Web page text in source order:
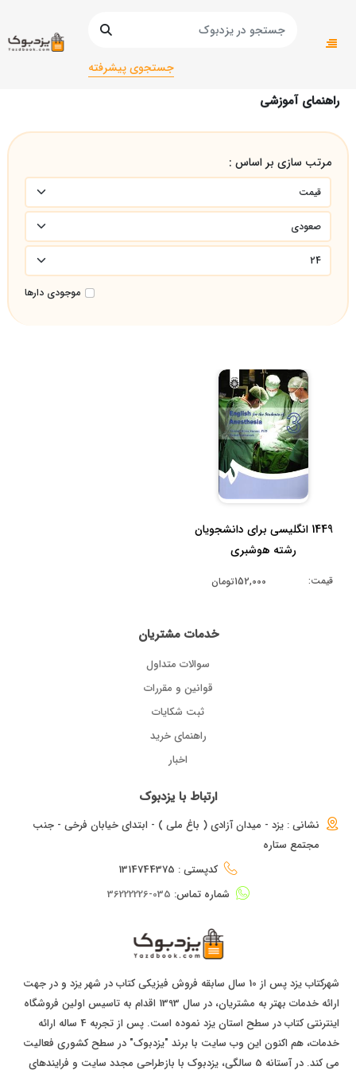
جستجوی پیشرفته
صفحه اصلی
راهنمای آموزشی
مرتب سازی بر اساس :
موجودی دارها
1449 انگلیسی برای دانشجویان
رشته هوشبری
قیمت: 152,000تومان
خدمات مشتریان
سوالات متداول
قوانین و مقررات
ثبت شکایات
راهنمای خرید
اخبار
ارتباط با یزدبوک
نشانی : یزد - میدان آزادی ( باغ ملی ) - ابتدای خیابان فرخی - جنب
مجتمع ستاره
کدپستی : 1314744375
شماره تماس: 035-36222226
شهرکتاب یزد پس از 10 سال سابقه فروش فیزیکی کتاب در شهر یزد و در جهت
ارائه خدمات بهتر به مشتریان، در سال 1393 اقدام به تاسیس اولین فروشگاه
اینترنتی کتاب در سطح استان یزد نموده است. پس از تجربه 4 ساله ارائه
خدمات، هم اکنون این وب سایت با برند "یزدبوک" در سطح کشوری فعالیت
می کند. در آستانه 5 سالگی، یزدبوک با بازطراحی مجدد سایت و فرایندهای